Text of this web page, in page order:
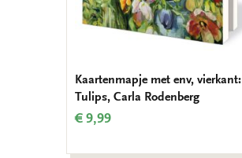
Kaartenmapje met env, vierkant:
Tulips, Carla Rodenberg
€ 9,99